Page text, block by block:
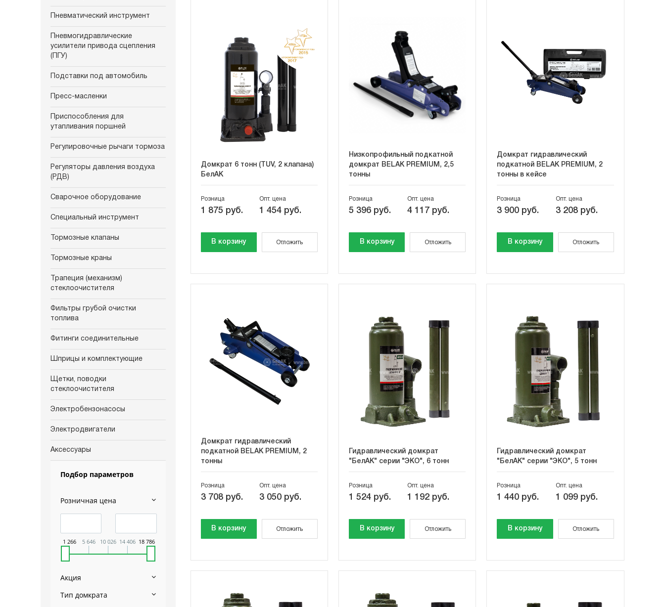
Пневматический инструмент
Пневмогидравлические
усилители привода сцепления
(ПГУ)
Подставки под автомобиль
Пресс-масленки
Приспособления для
утапливания поршней
Регулировочные рычаги тормоза
Регуляторы давления воздуха
(РДВ)
Сварочное оборудование
Специальный инструмент
Тормозные клапаны
Тормозные краны
Трапеция (механизм)
стеклоочистителя
Фильтры грубой очистки
топлива
Фитинги соединительные
Шприцы и комплектующие
Щетки, поводки
стеклоочистителя
Электробензонасосы
Электродвигатели
Аксессуары
Подбор параметров
Розничная цена
1 266 5 646 10 026 14 406 18 786
Акция
Тип домкрата
Домкрат 6 тонн (TUV, 2 клапана)
БелАК
Розница
1 875 руб.
Опт. цена
1 454 руб.
В корзину Отложить
Низкопрофильный подкатной
домкрат BELAK PREMIUM, 2,5
тонны
Розница
5 396 руб.
Опт. цена
4 117 руб.
В корзину Отложить
Домкрат гидравлический
подкатной BELAK PREMIUM, 2
тонны в кейсе
Розница
3 900 руб.
Опт. цена
3 208 руб.
В корзину Отложить
Домкрат гидравлический
подкатной BELAK PREMIUM, 2
тонны
Розница
3 708 руб.
Опт. цена
3 050 руб.
В корзину Отложить
Гидравлический домкрат
"БелАК" серии "ЭКО", 6 тонн
Розница
1 524 руб.
Опт. цена
1 192 руб.
В корзину Отложить
Гидравлический домкрат
"БелАК" серии "ЭКО", 5 тонн
Розница
1 440 руб.
Опт. цена
1 099 руб.
В корзину Отложить